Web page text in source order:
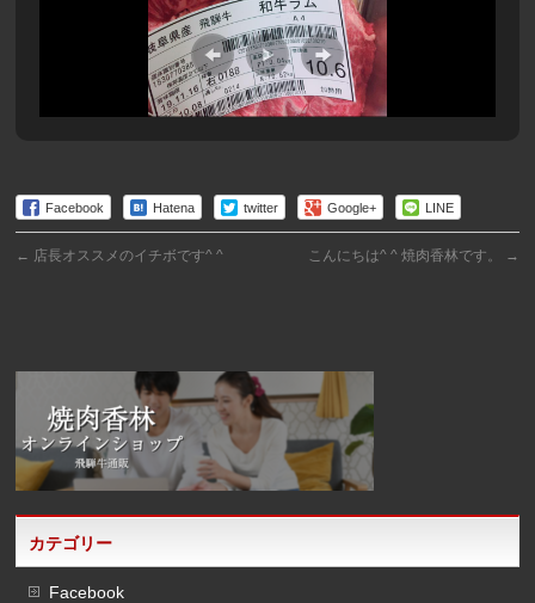
Facebook Hatena twitter Google+ LINE
← 店長オススメのイチボです^ ^ こんにちは^ ^ 焼肉香林です。 →
カテゴリー
Facebook